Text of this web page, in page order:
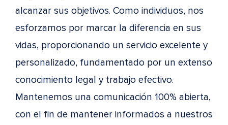
alcanzar sus objetivos. Como individuos, nos
esforzamos por marcar la diferencia en sus
vidas, proporcionando un servicio excelente y
personalizado, fundamentado por un extenso
conocimiento legal y trabajo efectivo.
Mantenemos una comunicación 100% abierta,
con el fin de mantener informados a nuestros